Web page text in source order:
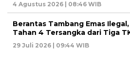
4 Agustus 2026 | 08:46 WIB
Berantas Tambang Emas
Tahan 4 Tersangka dari Tiga
29 Juli 2026 | 09:44 WIB